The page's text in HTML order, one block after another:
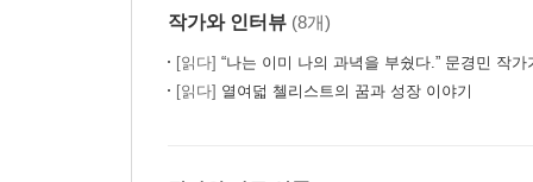
작가와 인터뷰 (8개)
[읽다] “나는 이미 나의 과녁을 부쉈다.” 문경민 작가가 부순 과
[읽다] 열여덟 첼리스트의 꿈과 성장 이야기